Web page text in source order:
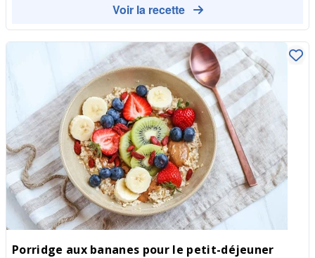
Voir la recette
Porridge aux bananes pour le petit-déjeuner